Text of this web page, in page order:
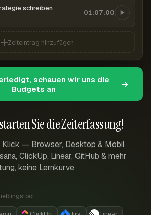
Sie die Zeiterfassung!
Klick — Browser, Desktop & Mobil
ClickUp, Linear, GitHub & mehr
keine Lernkurve
schreiben 01:07:00
Zeiteintrag hinzufügen
schauen wir uns die
Budgets an